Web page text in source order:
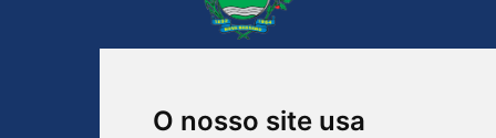
O nosso site usa